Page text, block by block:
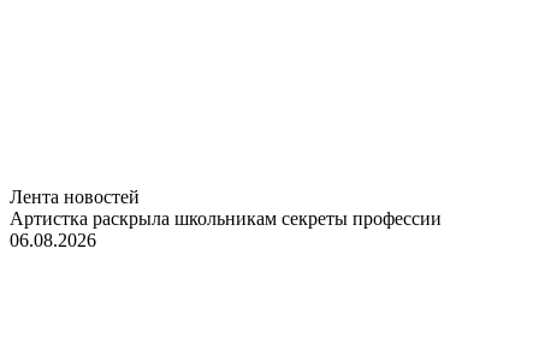
Лента новостей
Артистка раскрыла школьникам секреты профессии
06.08.2026